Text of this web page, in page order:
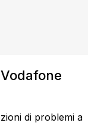
di problemi a